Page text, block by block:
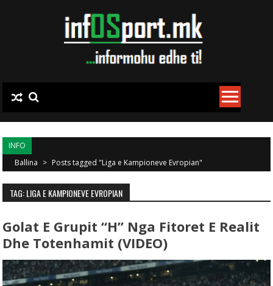
INFO
Ballina > Posts tagged "Liga e Kampioneve Evropian"
TAG: LIGA E KAMPIONEVE EVROPIAN
Golat E Grupit “H” Nga Fitoret E Realit
Dhe Totenhamit (VIDEO)